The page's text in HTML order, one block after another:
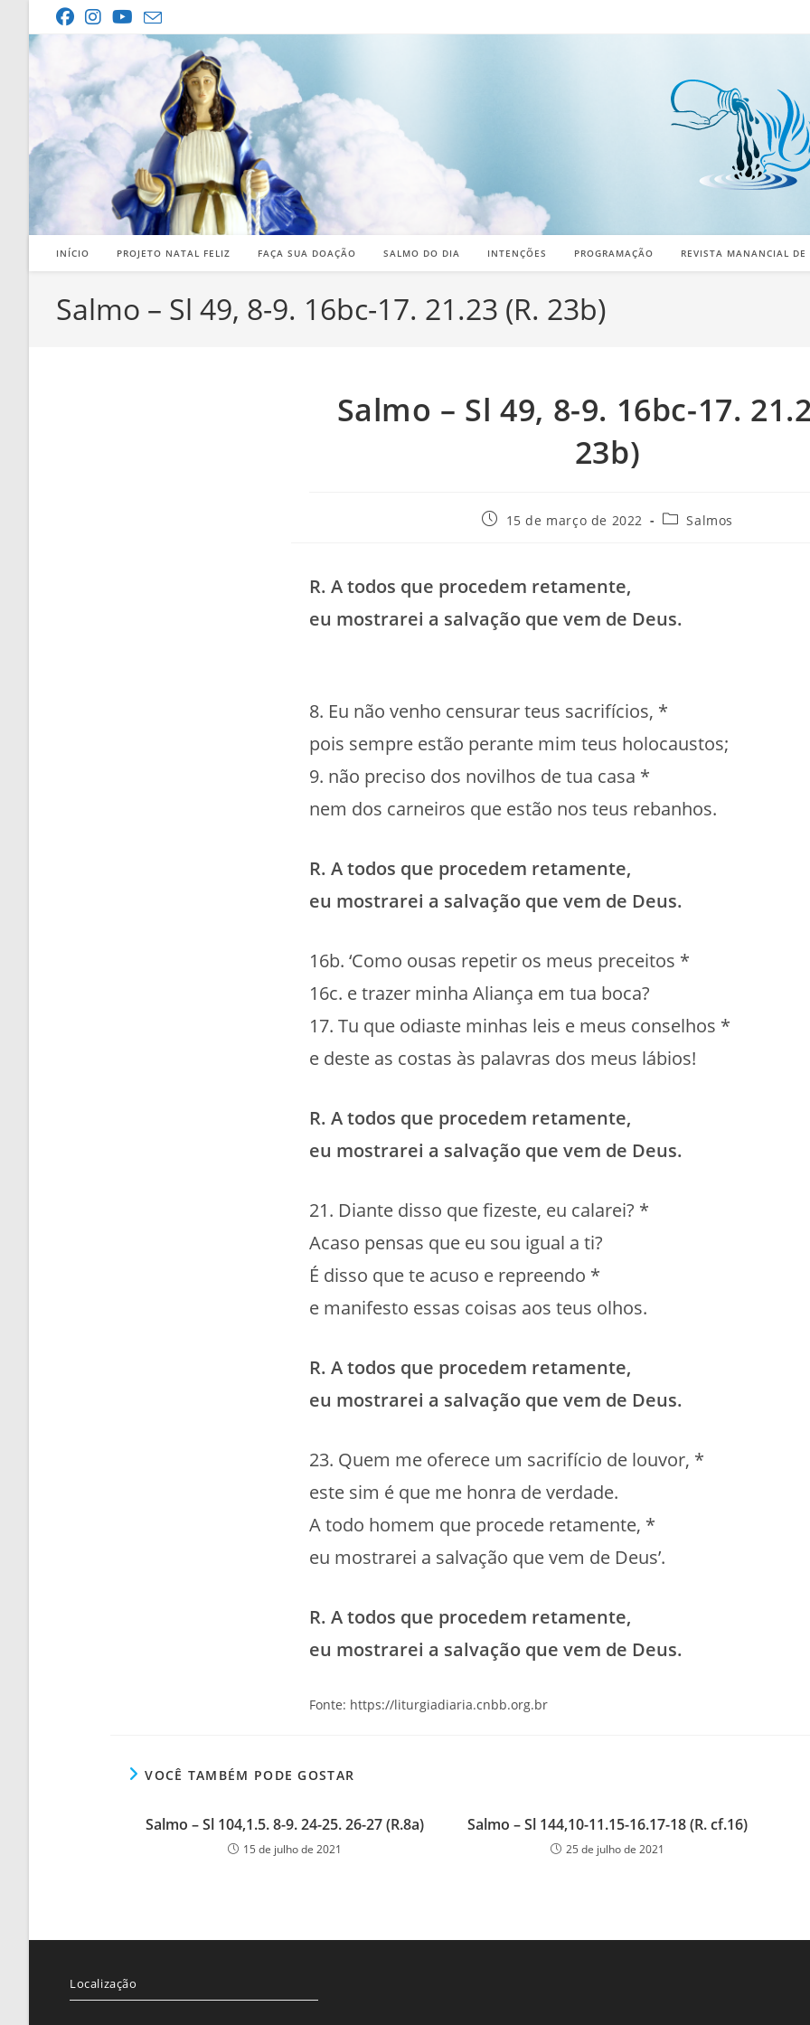
INÍCIO PROJETO NATAL FELIZ FAÇA SUA DOAÇÃO SALMO DO DIA INTENÇÕES PROGRAMAÇÃO REVISTA MANANCIAL DE
Salmo – Sl 49, 8-9. 16bc-17. 21.23 (R. 23b)
Salmo – Sl 49, 8-9. 16bc-17.
23b)
Post15 de março de 2022
Categoria
Salmos
R. A todos que procedem retamente,
eu mostrarei a salvação que vem de Deus.
8. Eu não venho censurar teus sacrifícios, *
pois sempre estão perante mim teus holocaustos;
9. não preciso dos novilhos de tua casa *
nem dos carneiros que estão nos teus rebanhos.
R. A todos que procedem retamente,
eu mostrarei a salvação que vem de Deus.
16b. ‘Como ousas repetir os meus preceitos *
16c. e trazer minha Aliança em tua boca?
17. Tu que odiaste minhas leis e meus conselhos *
e deste as costas às palavras dos meus lábios!
R. A todos que procedem retamente,
eu mostrarei a salvação que vem de Deus.
21. Diante disso que fizeste, eu calarei? *
Acaso pensas que eu sou igual a ti?
É disso que te acuso e repreendo *
e manifesto essas coisas aos teus olhos.
R. A todos que procedem retamente,
eu mostrarei a salvação que vem de Deus.
23. Quem me oferece um sacrifício de louvor, *
este sim é que me honra de verdade.
A todo homem que procede retamente, *
eu mostrarei a salvação que vem de Deus’.
R. A todos que procedem retamente,
eu mostrarei a salvação que vem de Deus.
Fonte: https://liturgiadiaria.cnbb.org.br
VOCÊ TAMBÉM PODE GOSTAR
Salmo – Sl 104,1.5. 8-9. 24-25. 26-27 (R.8a)
15 de julho de 2021
Salmo – Sl 144,10-11.15-16.17-18 (R. cf.16)
25 de julho de 2021
Localização